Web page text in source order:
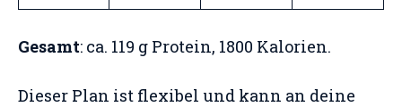
Gesamt: ca. 119 g Protein, 1800 Kalorien.
Dieser Plan ist flexibel und kann an deine